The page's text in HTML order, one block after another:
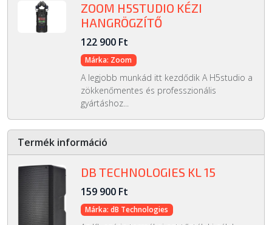
ZOOM H5STUDIO KÉZI
HANGRÖGZÍTŐ
122 900 Ft
Márka: Zoom
A legjobb munkád itt kezdődik A H5studio a
zökkenőmentes és professzionális
gyártáshoz...
Termék információ
DB TECHNOLOGIES KL 15
159 900 Ft
Márka: dB Technologies